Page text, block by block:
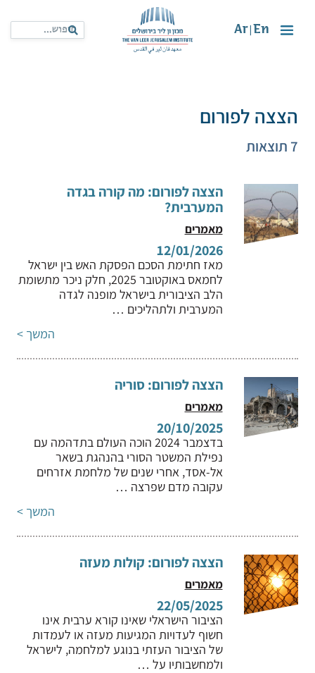
En
Ar
הצצה לפורום
7 תוצאות
הצצה לפורום: מה קורה בגדה
המערבית?
מאמרים
12/01/2026
מאז חתימת הסכם הפסקת האש בין ישראל
לחמאס באוקטובר 2025, חלק ניכר מתשומת
הלב הציבורית בישראל מופנה לגדה
המערבית ולתהליכים …
המשך >
הצצה לפורום: סוריה
מאמרים
20/10/2025
בדצמבר 2024 הוכה העולם בתדהמה עם
נפילת המשטר הסורי בהנהגת בשאר
אל-אסד, אחרי שנים של מלחמת אזרחים
עקובה מדם שפרצה …
המשך >
הצצה לפורום: קולות מעזה
מאמרים
22/05/2025
הציבור הישראלי שאינו קורא ערבית אינו
חשוף לעדויות המגיעות מעזה או לעמדות
של הציבור העזתי בנוגע למלחמה, לישראל
ולמחשבותיו על …